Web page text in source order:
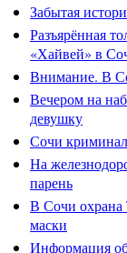
Забытая
Разъярённая
«Хайвей» в
Внимание. В
Вечером на
девушку
Сочи
На
парень
В Сочи охрана
маски
Информация